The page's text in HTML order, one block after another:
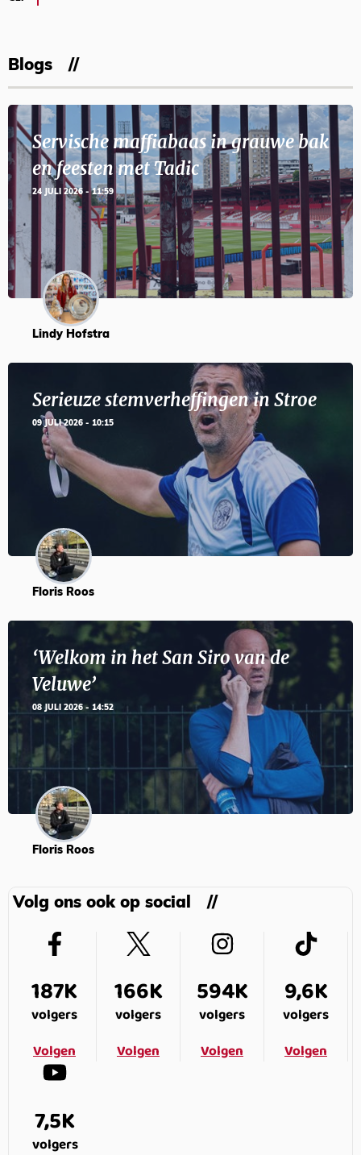
Blogs
Servische maffiabaas in grauwe bak
en feesten met Tadic
24 JULI 2026 - 11:59
Lindy Hofstra
Serieuze stemverheffingen in Stroe
09 JULI 2026 - 10:15
Floris Roos
‘Welkom in het San Siro van de
Veluwe’
08 JULI 2026 - 14:52
Floris Roos
Volg ons ook op social
187K
volgers
Volgen
166K
volgers
Volgen
594K
volgers
Volgen
9,6K
volgers
Volgen
7,5K
volgers